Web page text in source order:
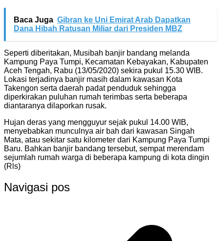
Baca Juga Gibran ke Uni Emirat Arab Dapatkan
Dana Hibah Ratusan Miliar dari Presiden MBZ
Seperti diberitakan, Musibah banjir bandang melanda
Kampung Paya Tumpi, Kecamatan Kebayakan, Kabupaten
Aceh Tengah, Rabu (13/05/2020) sekira pukul 15.30 WIB.
Lokasi terjadinya banjir masih dalam kawasan Kota
Takengon serta daerah padat penduduk sehingga
diperkirakan puluhan rumah terimbas serta beberapa
diantaranya dilaporkan rusak.
Hujan deras yang mengguyur sejak pukul 14.00 WIB,
menyebabkan munculnya air bah dari kawasan Singah
Mata, atau sekitar satu kilometer dari Kampung Paya Tumpi
Baru. Bahkan banjir bandang tersebut, sempat merendam
sejumlah rumah warga di beberapa kampung di kota dingin
(Rls)
Navigasi pos